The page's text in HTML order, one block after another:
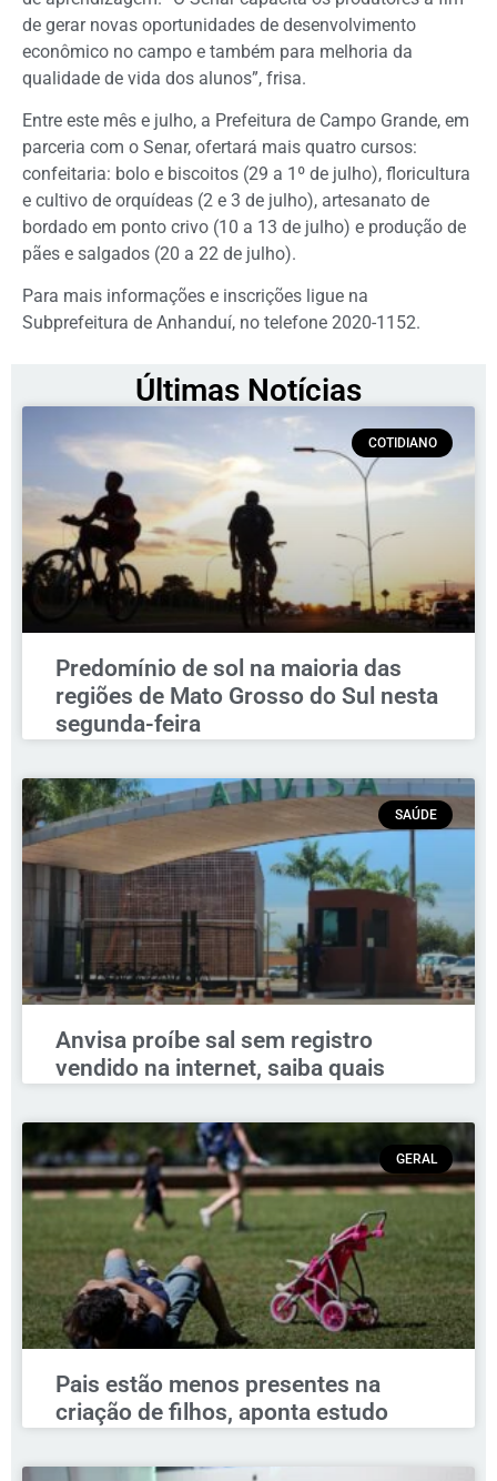
de gerar novas oportunidades de desenvolvimento
econômico no campo e também para melhoria da
qualidade de vida dos alunos”, frisa.
Entre este mês e julho, a Prefeitura de Campo Grande, em
parceria com o Senar, ofertará mais quatro cursos:
confeitaria: bolo e biscoitos (29 a 1º de julho), floricultura
e cultivo de orquídeas (2 e 3 de julho), artesanato de
bordado em ponto crivo (10 a 13 de julho) e produção de
pães e salgados (20 a 22 de julho).
Para mais informações e inscrições ligue na
Subprefeitura de Anhanduí, no telefone 2020-1152.
Últimas Notícias
COTIDIANO
Predomínio de sol na maioria das
regiões de Mato Grosso do Sul nesta
segunda-feira
SAÚDE
Anvisa proíbe sal sem registro
vendido na internet, saiba quais
GERAL
Pais estão menos presentes na
criação de filhos, aponta estudo